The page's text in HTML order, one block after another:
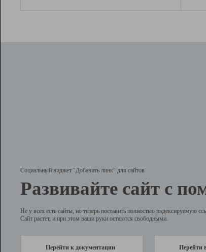
Социальный виджет "Добавить линк" для сайтов
Развивайте сайт с
Не у всех есть сайты, но теперь поставить полностью индексируемую
Сайт растет, и при этом ваши руки остаются свободными.
Перейти к документации Перейти